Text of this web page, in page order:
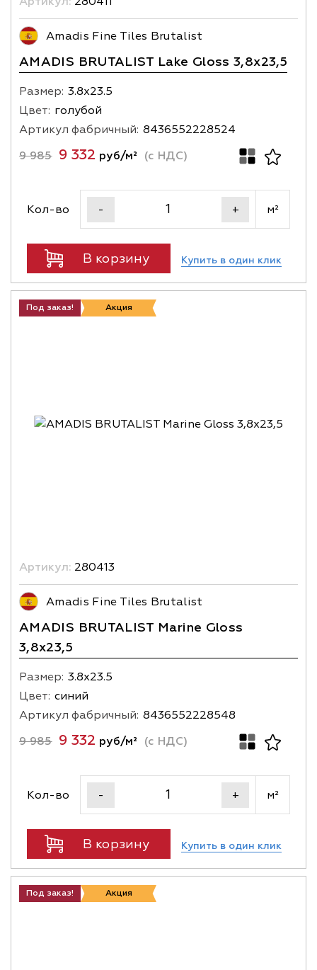
Amadis Fine Tiles Brutalist
AMADIS BRUTALIST Lake Gloss 3,8х23,5
Размер: 3.8х23.5
Цвет: голубой
Артикул фабричный: 8436552228524
9 985 9 332 руб/м² (с НДС)
Кол-во - + м²
В корзину Купить в один клик
Под заказ! Акция
Артикул: 280413
Amadis Fine Tiles Brutalist
AMADIS BRUTALIST Marine Gloss
3,8х23,5
Размер: 3.8х23.5
Цвет: синий
Артикул фабричный: 8436552228548
9 985 9 332 руб/м² (с НДС)
Кол-во - + м²
В корзину Купить в один клик
Под заказ! Акция